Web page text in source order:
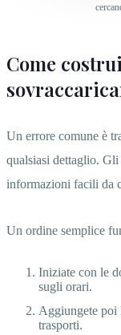
Come
Un errore comune è
qualsiasi dettaglio.
informazioni facili da
Un ordine semplice
Iniziate con le
sugli orari.
Aggiungete poi
trasporti.